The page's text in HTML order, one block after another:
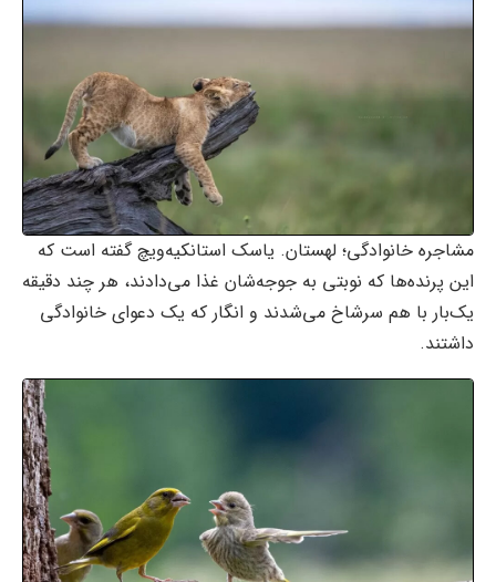
مشاجره خانوادگی؛ لهستان. یاسک استانکیه‌ویچ گفته است که
این پرنده‌ها که نوبتی به جوجه‌شان غذا می‌دادند، هر چند دقیقه
یک‌بار با هم سرشاخ می‌شدند و انگار که یک دعوای خانوادگی
داشتند.